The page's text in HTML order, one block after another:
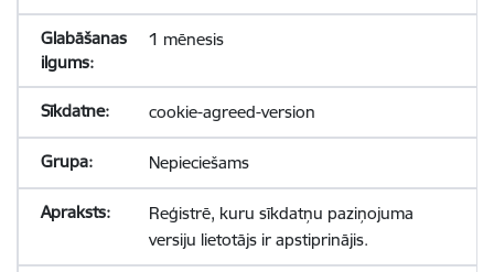
1 mēnesis
cookie-agreed-version
Nepieciešams
Reģistrē, kuru sīkdatņu paziņojuma
versiju lietotājs ir apstiprinājis.